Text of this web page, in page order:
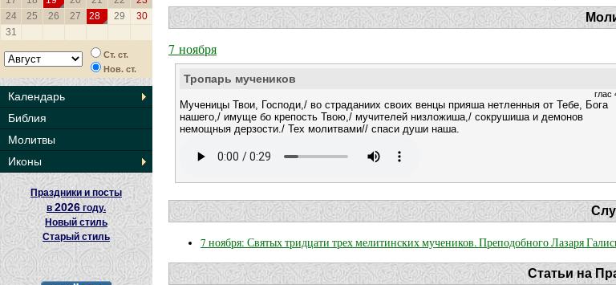
24
25 26 27 28 29
30
31
Ст. ст.
Нов. ст.
Календарь
Библия
Молитвы
Иконы
Праздники и посты
в2026 году.
Новый стиль
Старый стиль
7 ноября
Тропарь мучеников
глас
Мученицы Твои, Господи,/ во страданиих своих венцы прияша нетленныя от Тебе, Бога
нашего,/ имуще бо крепость Твою,/ мучителей низложиша,/ сокрушиша и демонов
немощныя дерзости./ Тех молитвами// спаси души наша.
7 ноября: Святых тридцати трех мелитинских мучеников. Преподобного Лазаря
Статьи на